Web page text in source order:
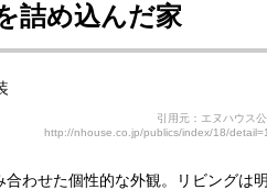
詰め込んだ家
引用元：エヌハウス
http://nhouse.co.jp/publics/index/18/
わせた個性的な外観。リビングは